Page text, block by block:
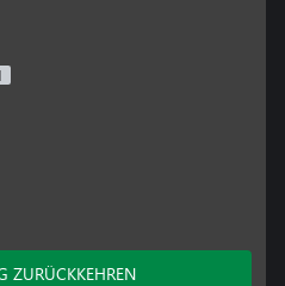
ZURÜCKKEHREN